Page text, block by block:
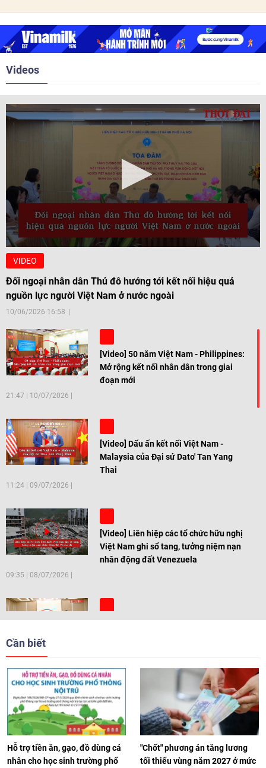
nghị Cấp cao vào các năm 2005,
2010, 2016, 2018, 2021.
Videos
VIDEO
Đối ngoại nhân dân Thủ đô hướng tới kết nối hiệu quả
nguồn lực người Việt Nam ở nước ngoài
10/06/2026 16:58
[Video] 50 năm Việt Nam - Philippines:
Mở rộng kết nối nhân dân trong giai
đoạn mới
21:47 10/07/2026
[Video] Dấu ấn kết nối Việt Nam -
Malaysia của Đại sứ Dato' Tan Yang
Thai
11:24 09/07/2026
[Video] Liên hiệp các tổ chức hữu nghị
Việt Nam ghi sổ tang, tưởng niệm nạn
nhân động đất Venezuela
09:35 08/07/2026
[Video] Trẻ em Đông Á cùng kiến tạo
[Video] Âm nhạc flamenco gắn kết văn
hoá Việt Nam - Tây Ban Nha
11:10 17/06/2026
Cần biết
Hỗ trợ tiền ăn, gạo, đồ dùng cá
nhân cho học sinh trường phổ
"Chốt" phương án tăng lương
tối thiểu vùng năm 2027 ở mức